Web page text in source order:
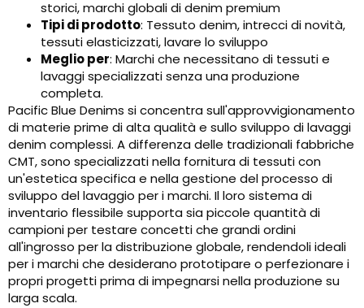
storici, marchi globali di denim premium
Tipi di prodotto: Tessuto denim, intrecci di novità,
tessuti elasticizzati, lavare lo sviluppo
Meglio per: Marchi che necessitano di tessuti e
lavaggi specializzati senza una produzione
completa.
Pacific Blue Denims si concentra sull'approvvigionamento
di materie prime di alta qualità e sullo sviluppo di lavaggi
denim complessi. A differenza delle tradizionali fabbriche
CMT, sono specializzati nella fornitura di tessuti con
un'estetica specifica e nella gestione del processo di
sviluppo del lavaggio per i marchi. Il loro sistema di
inventario flessibile supporta sia piccole quantità di
campioni per testare concetti che grandi ordini
all'ingrosso per la distribuzione globale, rendendoli ideali
per i marchi che desiderano prototipare o perfezionare i
propri progetti prima di impegnarsi nella produzione su
larga scala.